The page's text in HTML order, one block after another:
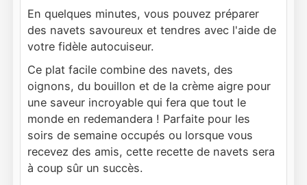
En quelques minutes, vous pouvez préparer
des navets savoureux et tendres avec l'aide de
votre fidèle autocuiseur.
Ce plat facile combine des navets, des
oignons, du bouillon et de la crème aigre pour
une saveur incroyable qui fera que tout le
monde en redemandera ! Parfaite pour les
soirs de semaine occupés ou lorsque vous
recevez des amis, cette recette de navets sera
à coup sûr un succès.